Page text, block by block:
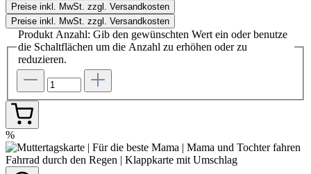
Preise inkl. MwSt. zzgl. Versandkosten
Preise inkl. MwSt. zzgl. Versandkosten
Produkt Anzahl: Gib den gewünschten Wert ein oder benutze
die Schaltflächen um die Anzahl zu erhöhen oder zu
reduzieren.
%